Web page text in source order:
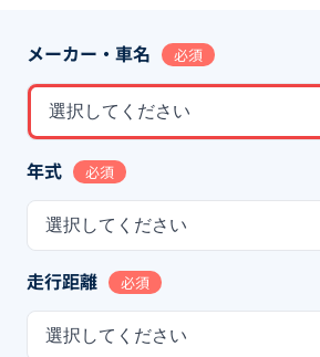
メーカー・車名 必須
選択してください
年式 必須
選択してください
走行距離 必須
選択してください